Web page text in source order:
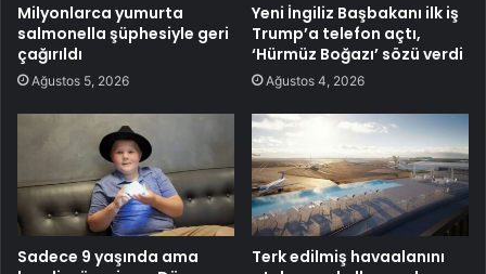
Milyonlarca yumurta
salmonella şüphesiyle geri
çağırıldı
Ağustos 5, 2026
Yeni İngiliz Başbakanı ilk iş
Trump’a telefon açtı,
‘Hürmüz Boğazı’ sözü verdi
Ağustos 4, 2026
Sadece 9 yaşında ama
Terk edilmiş havaalanını